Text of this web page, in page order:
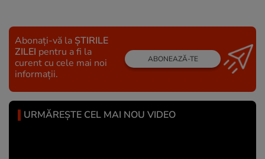
Abonați-vă la ȘTIRILE
ZILEI pentru a fi la
curent cu cele mai noi
informații.
ABONEAZĂ-TE
URMĂREȘTE CEL MAI NOU VIDEO